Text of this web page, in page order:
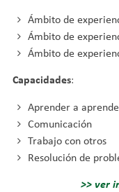
Ámbito de
Ámbito de
Ámbito de
Capacidades:
Aprender a
Comunicación
Trabajo con otros
Resolución de
>> ver